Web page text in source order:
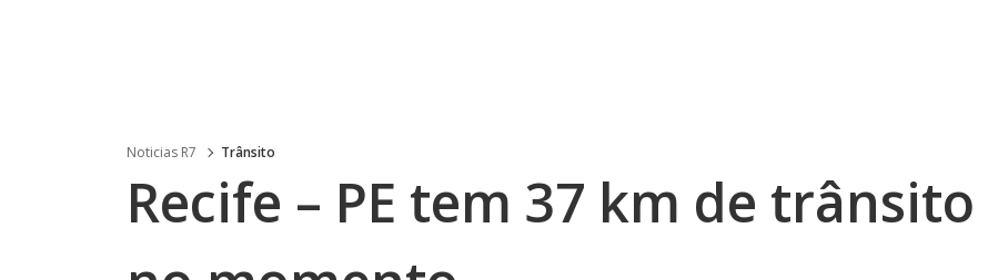
Noticias R7 Trânsito
Recife – PE tem 37 km de trânsito